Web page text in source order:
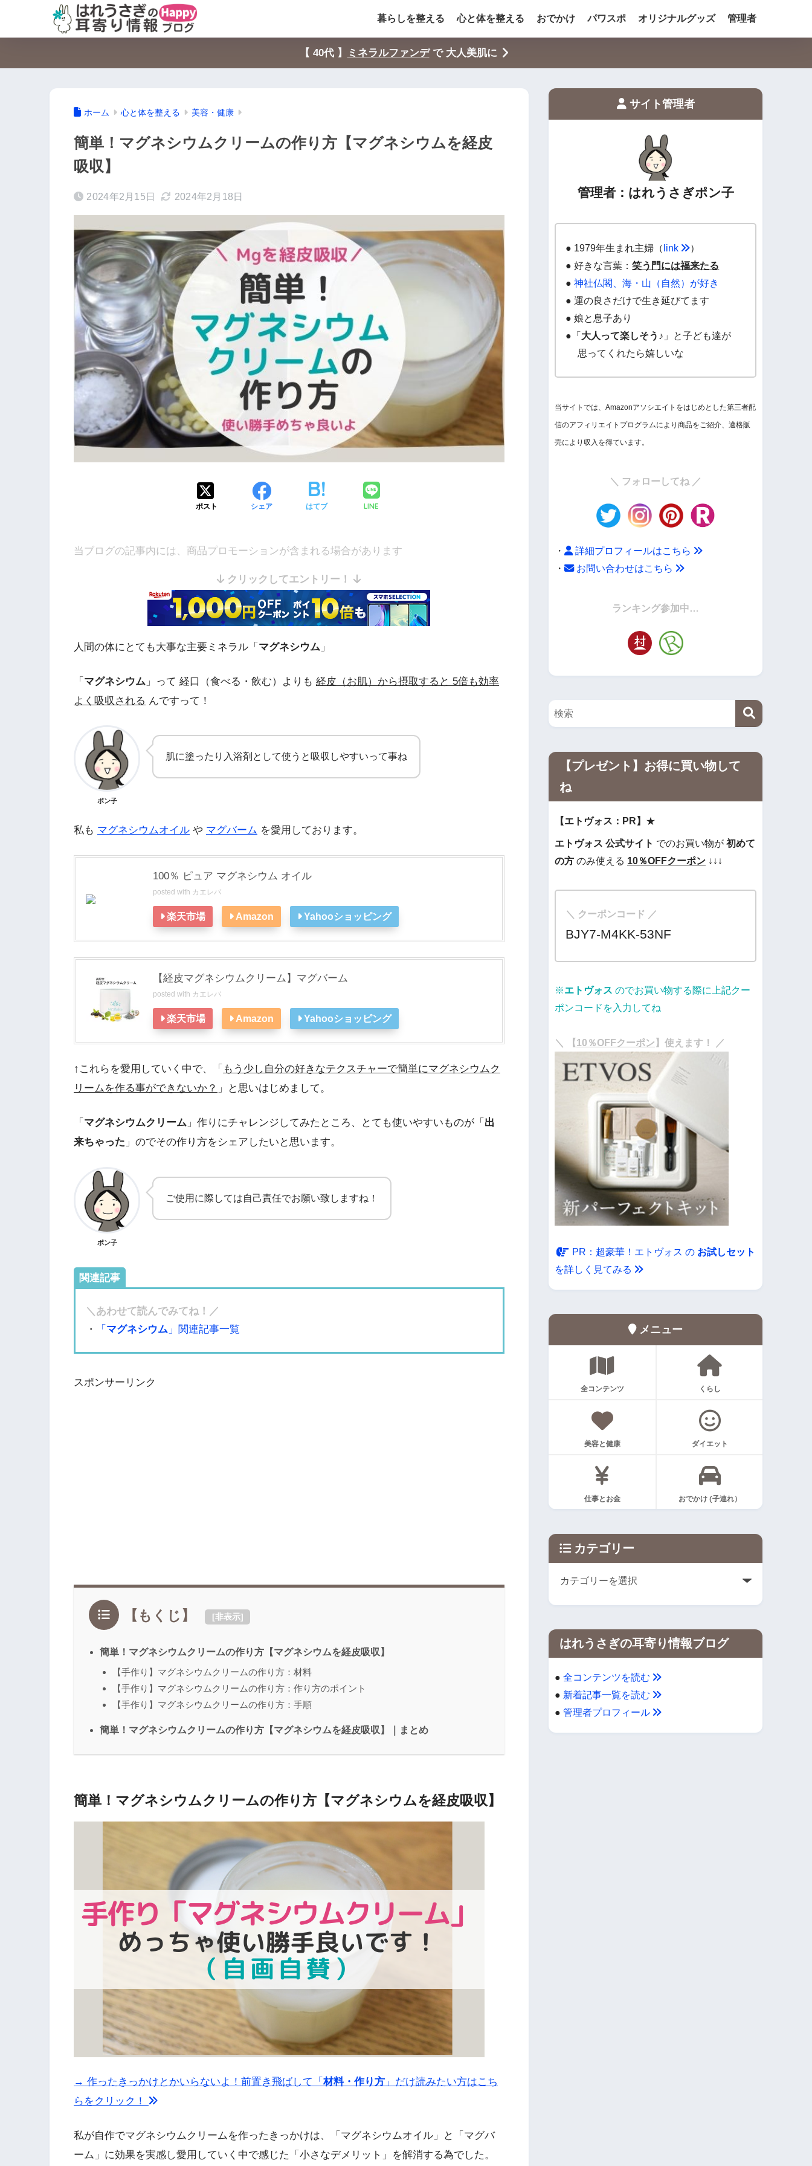
暮らしを整える 心と体を整える おでかけ パワスポ オリジナルグッズ 管理者
【 40代 】 ミネラルファンデで 大人美肌に
ホーム 心と体を整える 美容・健康
簡単！マグネシウムクリームの作り方【マグネシウムを経皮
吸収】
2024年2月15日 2024年2月18日
ポスト シェア はてブ LINE
当ブログの記事内には、商品プロモーションが含まれる場合があります
クリックしてエントリー！
人間の体にとても大事な主要ミネラル「 マグネシウム 」
「 マグネシウム 」って 経口（食べる・飲む）よりも 経皮（お肌）から摂取すると 5倍も効率
よく吸収される んですって！
ポン子
肌に塗ったり入浴剤として使うと吸収しやすいって事ね
私も マグネシウムオイル や マグバーム を愛用しております。
100％ ピュア マグネシウム オイル
posted with カエレバ
楽天市場 Amazon Yahooショッピング
【経皮マグネシウムクリーム】マグバーム
posted with カエレバ
楽天市場 Amazon Yahooショッピング
↑これらを愛用していく中で、「 もう少し自分の好きなテクスチャーで簡単にマグネシウムク
リームを作る事ができないか？ 」と思いはじめまして。
「 マグネシウムクリーム 」作りにチャレンジしてみたところ、とても使いやすいものが「 出
来ちゃった 」のでその作り方をシェアしたいと思います。
ポン子
ご使用に際しては自己責任でお願い致しますね！
関連記事
＼あわせて読んでみてね！／
・
「 マグネシウム」関連記事一覧
スポンサーリンク
【もくじ】 [非表示]
簡単！マグネシウムクリームの作り方【マグネシウムを経皮吸収】
【手作り】マグネシウムクリームの作り方：材料
【手作り】マグネシウムクリームの作り方：作り方のポイント
【手作り】マグネシウムクリームの作り方：手順
簡単！マグネシウムクリームの作り方【マグネシウムを経皮吸収】｜まとめ
簡単！マグネシウムクリームの作り方【マグネシウムを経皮吸収】
→ 作ったきっかけとかいらないよ！前置き飛ばして「材料・作り方 」だけ読みたい方はこち
らをクリック！
私が自作でマグネシウムクリームを作ったきっかけは、「マグネシウムオイル」と「マグバ
ーム」に効果を実感し愛用していく中で感じた「小さなデメリット」を解消する為でした。
サイト管理者
管理者：はれうさぎポン子
● 1979年生まれ主婦（link
）
● 好きな言葉：笑う門には福来たる
●神社仏閣、海・山（自然）が好き
● 運の良さだけで生き延びてます
● 娘と息子あり
●「大人って楽しそう♪ 」と子ども達が
思ってくれたら嬉しいな
当サイトでは、Amazonアソシエイトをはじめとした第三者配
信のアフィリエイトプログラムにより商品をご紹介、適格販
売により収入を得ています。
＼ フォローしてね ／
・
詳細プロフィールはこちら
・
お問い合わせはこちら
ランキング参加中…
【プレゼント】お得に買い物して
ね
【エトヴォス：PR】 ★
エトヴォス 公式サイト でのお買い物が 初めて
の方 のみ使える 10％OFFクーポン ↓↓↓
＼ クーポンコード ／
BJY7-M4KK-53NF
※エトヴォス のでお買い物する際に上記クー
ポンコードを入力してね
＼ 【10％OFFクーポン 】使えます！ ／
PR：超豪華！エトヴォス の お試しセット
を詳しく見てみる
メニュー
全コンテンツ くらし
美容と健康 ダイエット
仕事とお金 おでかけ (子連れ）
カテゴリー
はれうさぎの耳寄り情報ブログ
● 全コンテンツを読む
● 新着記事一覧を読む
● 管理者プロフィール